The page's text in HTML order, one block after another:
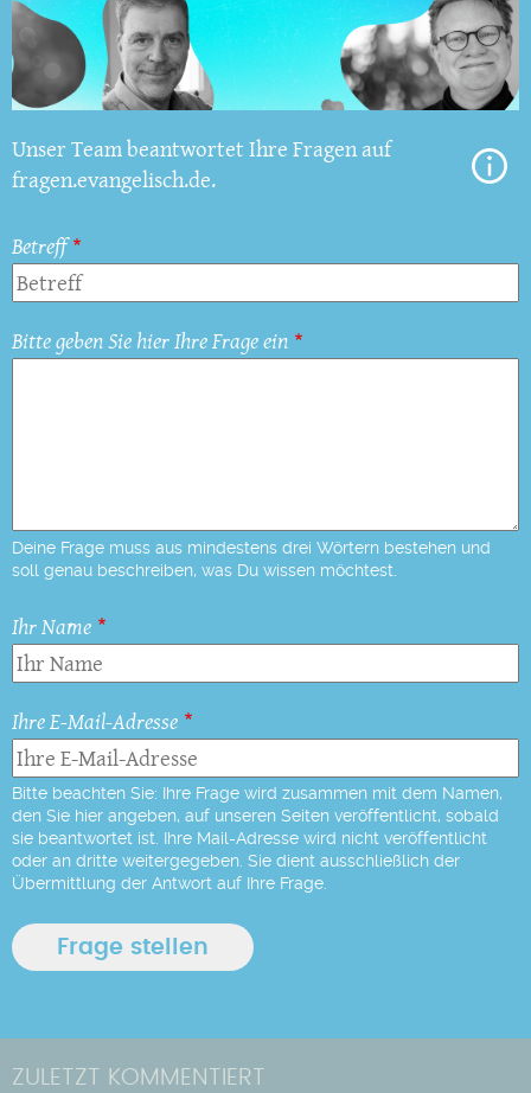
Unser Team beantwortet Ihre Fragen auf
fragen.evangelisch.de.
Betreff
Bitte geben Sie hier Ihre Frage ein
Deine Frage muss aus mindestens drei Wörtern bestehen und
soll genau beschreiben, was Du wissen möchtest.
Ihr Name
Ihre E-Mail-Adresse
Bitte beachten Sie: Ihre Frage wird zusammen mit dem Namen,
den Sie hier angeben, auf unseren Seiten veröffentlicht, sobald
sie beantwortet ist. Ihre Mail-Adresse wird nicht veröffentlicht
oder an dritte weitergegeben. Sie dient ausschließlich der
Übermittlung der Antwort auf Ihre Frage.
ZULETZT KOMMENTIERT